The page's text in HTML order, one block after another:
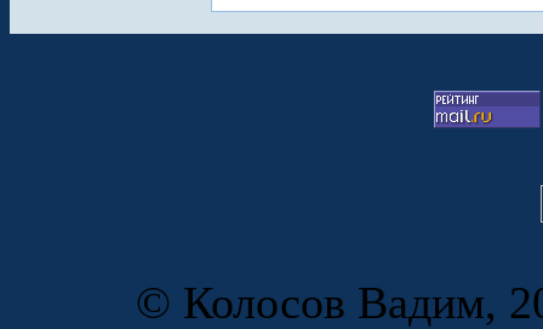
© Колосов Вадим,